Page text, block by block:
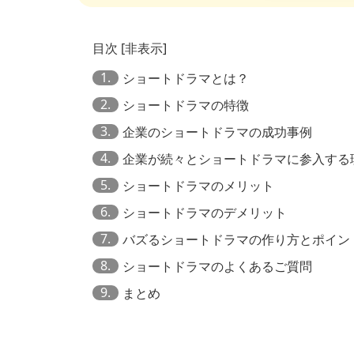
目次 [非表示]
1.
ショートドラマとは？
2.
ショートドラマの特徴
3.
企業のショートドラマの成功事例
4.
企業が続々とショートドラマに参入する
5.
ショートドラマのメリット
6.
ショートドラマのデメリット
7.
バズるショートドラマの作り方とポイン
8.
ショートドラマのよくあるご質問
9.
まとめ